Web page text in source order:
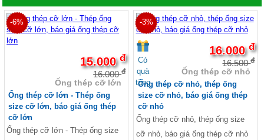
-6%
15.000đ
16.000đ
Ống thép cỡ lớn
Ống thép cỡ lớn - Thép ống
size cỡ lớn, báo giá ống thép
cỡ lớn
Ống thép cỡ lớn - Thép ống size
-3%
Có
quà
tặng
16.000đ
16.500đ
Ống thép cỡ nhỏ
Ống thép cỡ nhỏ, thép ống
size cỡ nhỏ, báo giá ống thép
cỡ nhỏ
Ống thép cỡ nhỏ, thép ống size
cỡ nhỏ, báo giá ống thép cỡ nhỏ